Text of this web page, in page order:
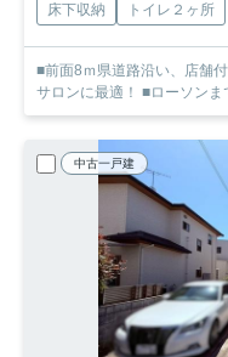
床下収納
トイレ２ヶ所
■前面8ｍ県道路沿い、店舗
サロンに最適！ ■ローソン
中古一戸建